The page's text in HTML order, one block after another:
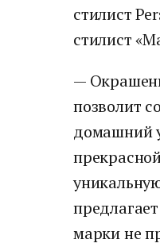
стилист
стилист
—
позволит
домашний
марки не